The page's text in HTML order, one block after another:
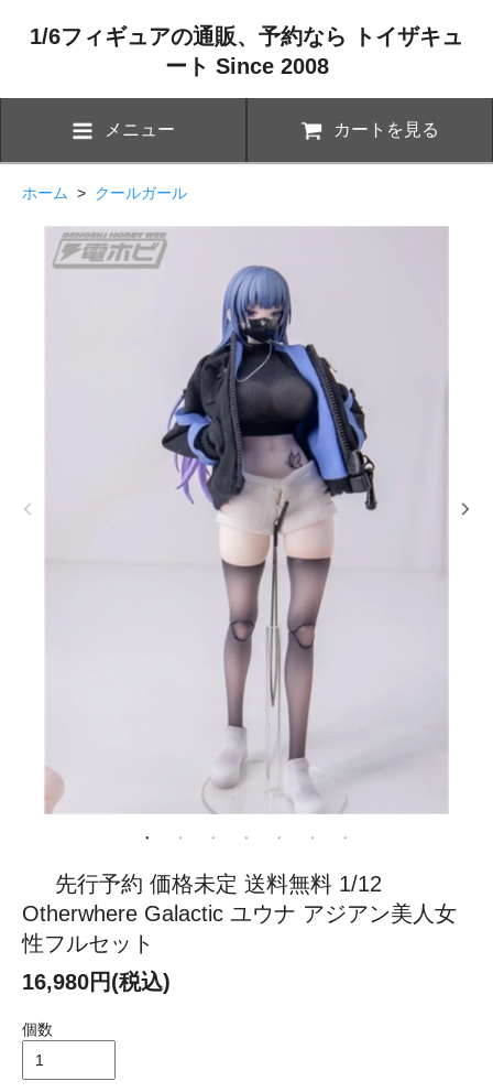
1/6フィギュアの通販、予約なら トイザキュ
ート Since 2008
メニュー カートを見る
ホーム > クールガール
先行予約 価格未定 送料無料 1/12
Otherwhere Galactic ユウナ アジアン美人女
性フルセット
16,980円(税込)
個数